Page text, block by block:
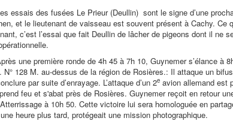
essais des fusées Le Prieur (Deullin) sont le signe d’une
et le lieutenant de vaisseau est souvent présent à Cachy. Ce
c’est l’essai que fait Deullin de lâcher de pigeons dont il ne
une première ronde de 4h 45 à 7h 10, Guynemer s’élance à
N° 128 M. au-dessus de la région de Rosières.: Il attaque un
par suite d’enrayage. L’attaque d’un 2e avion allemand est
feu et s'abat près de Rosières. Guynemer reçoit en retour
à 10h 50. Cette victoire lui sera homologuée en
heure plus tard, protégeait une mission photographique.